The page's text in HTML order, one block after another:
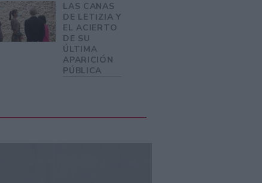
LAS CANAS
DE LETIZIA Y
EL ACIERTO
DE SU
ÚLTIMA
APARICIÓN
PÚBLICA